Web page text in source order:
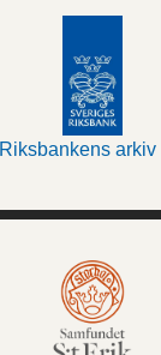
Riksbankens arkiv